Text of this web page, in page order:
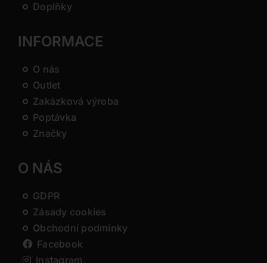
Doplňky
INFORMACE
O nás
Outlet
Zakázková výroba
Poptávka
Značky
O NÁS
GDPR
Zásady cookies
Obchodní podmínky
Facebook
Instagram